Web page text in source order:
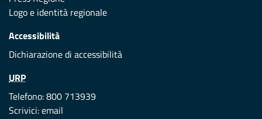
Logo e identità regionale
Accessibilità
Dichiarazione di accessibilità
URP
Telefono: 800 713939
Scrivici:email